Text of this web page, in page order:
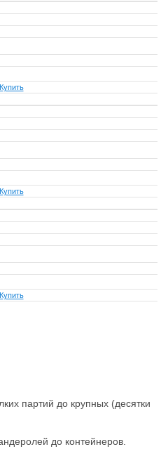
Купить
Купить
Купить
партий до крупных (десятки
до контейнеров.